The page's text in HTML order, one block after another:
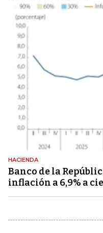
HACIENDA
Banco de la
inflación a 6,9% a